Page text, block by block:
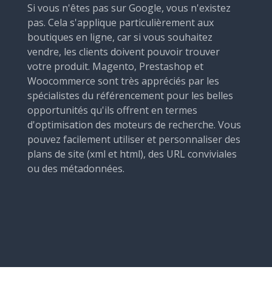
Si vous n'êtes pas sur Google, vous n'existez
pas. Cela s'applique particulièrement aux
boutiques en ligne, car si vous souhaitez
vendre, les clients doivent pouvoir trouver
votre produit. Magento, Prestashop et
Woocommerce sont très appréciés par les
spécialistes du référencement pour les belles
opportunités qu'ils offrent en termes
d'optimisation des moteurs de recherche. Vous
pouvez facilement utiliser et personnaliser des
plans de site (xml et html), des URL conviviales
ou des métadonnées.